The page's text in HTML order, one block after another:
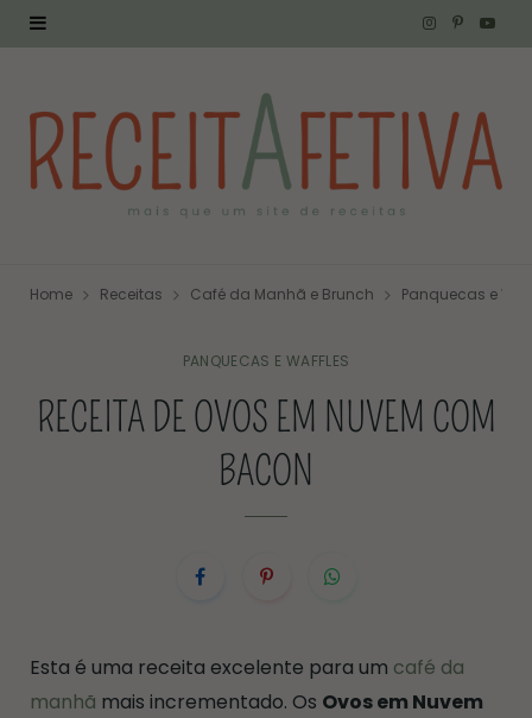
I
t
r
m
P
t
Y
T
Home Receitas Café da Manhã e Brunch Panquecas e
PANQUECAS E WAFFLES
RECEITA DE OVOS EM NUVEM COM
BACON
Esta é uma receita excelente para um café da
manhã mais incrementado. Os Ovos em Nuvem